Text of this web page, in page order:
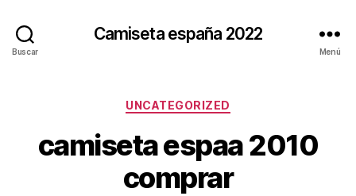
Buscar
Camiseta españa 2022
Menú
Categorías
UNCATEGORIZED
camiseta espaa 2010
comprar